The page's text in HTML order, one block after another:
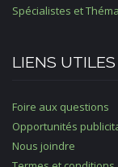
Spécialistes et
LIENS UTILES
Foire aux questions
Opportunités
Nous joindre